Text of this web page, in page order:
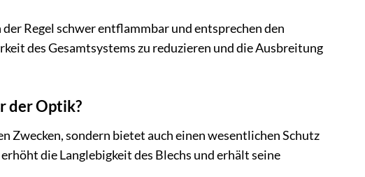
Regel schwer entflammbar und entsprechen den
des Gesamtsystems zu reduzieren und die Ausbreitung
der Optik?
sondern bietet auch einen wesentlichen Schutz
die Langlebigkeit des Blechs und erhält seine